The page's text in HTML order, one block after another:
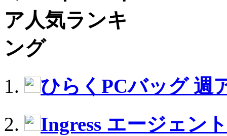
ひらくPCバッグ 週
Ingress エージェン